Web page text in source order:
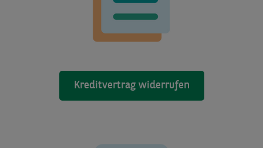
Kreditvertrag widerrufen